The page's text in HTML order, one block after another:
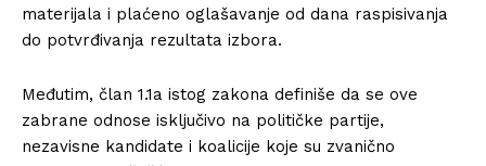
materijala i plaćeno oglašavanje od dana raspisivanja
do potvrđivanja rezultata izbora.
Međutim, član 1.1a istog zakona definiše da se ove
zabrane odnose isključivo na političke partije,
nezavisne kandidate i koalicije koje su zvanično